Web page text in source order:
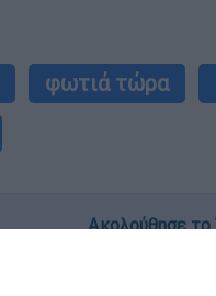
φωτιά τώρα
Ακολούθησε το